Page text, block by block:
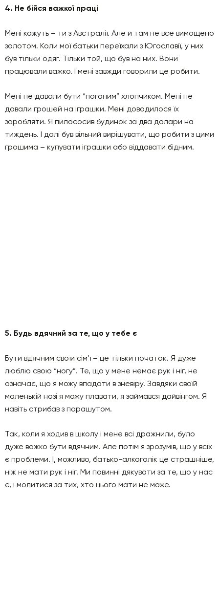
4. Не бійся важкої праці
Мені кажуть – ти з Австралії. Але й там не все вимощено
золотом. Коли мої батьки переїхали з Югославії, у них
був тільки одяг. Тільки той, що був на них. Вони
працювали важко. І мені завжди говорили це робити.
Мені не давали бути “поганим” хлопчиком. Мені не
давали грошей на іграшки. Мені доводилося їх
заробляти. Я пилососив будинок за два долари на
тиждень. І далі був вільний вирішувати, що робити з цими
грошима – купувати іграшки або віддавати бідним.
5. Будь вдячний за те, що у тебе є
Бути вдячним своїй сім’ї – це тільки початок. Я дуже
люблю свою “ногу”. Те, що у мене немає рук і ніг, не
означає, що я можу впадати в зневіру. Завдяки своїй
маленькій нозі я можу плавати, я займався дайвінгом. Я
навіть стрибав з парашутом.
Так, коли я ходив в школу і мене всі дражнили, було
дуже важко бути вдячним. Але потім я зрозумів, що у всіх
є проблеми. І, можливо, батько-алкоголік це страшніше,
ніж не мати рук і ніг. Ми повинні дякувати за те, що у нас
є, і молитися за тих, хто цього мати не може.